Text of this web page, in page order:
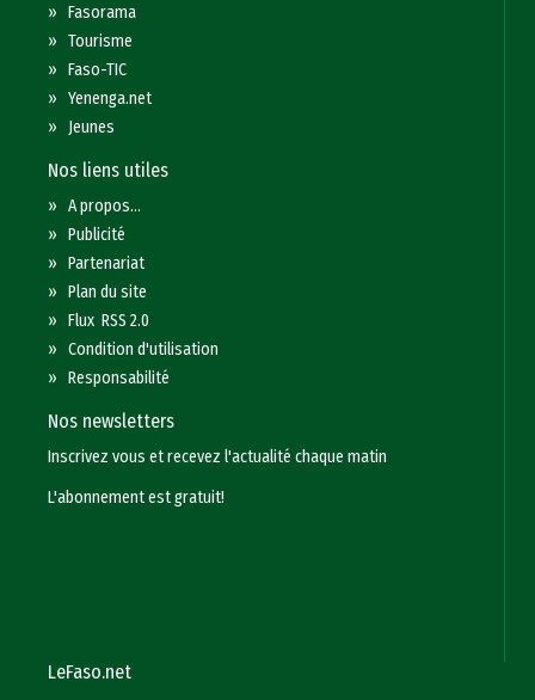
»Fasorama
»Tourisme
»Faso-TIC
»Yenenga.net
» Jeunes
Nos liens utiles
»A propos...
»Publicité
»Partenariat
»Plan du site
»Flux RSS 2.0
»Condition d'utilisation
»Responsabilité
Nos newsletters
Inscrivez vous et recevez l'actualité chaque matin
L'abonnement est gratuit!
LeFaso.net